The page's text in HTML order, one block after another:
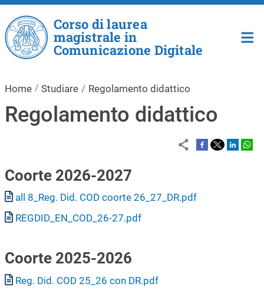
Salta al contenuto principale
Corso di laurea
magistrale in
Comunicazione Digitale
Home Studiare Regolamento didattico
Regolamento didattico
Coorte 2026-2027
Documento
all 8_Reg. Did. COD coorte 26_27_DR.pdf
Documento
REGDID_EN_COD_26-27.pdf
Coorte 2025-2026
Documento
Reg. Did. COD 25_26 con DR.pdf